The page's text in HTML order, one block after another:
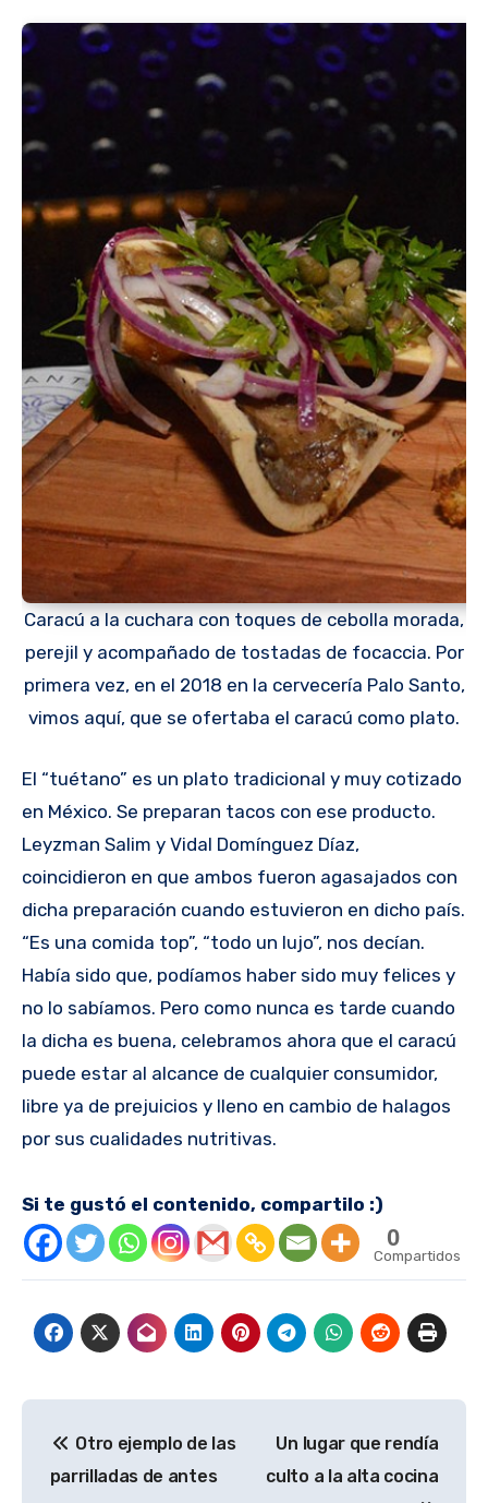
Caracú a la cuchara con toques de cebolla morada,
perejil y acompañado de tostadas de focaccia. Por
primera vez, en el 2018 en la cervecería Palo Santo,
vimos aquí, que se ofertaba el caracú como plato.
El “tuétano” es un plato tradicional y muy cotizado
en México. Se preparan tacos con ese producto.
Leyzman Salim y Vidal Domínguez Díaz,
coincidieron en que ambos fueron agasajados con
dicha preparación cuando estuvieron en dicho país.
“Es una comida top”, “todo un lujo”, nos decían.
Había sido que, podíamos haber sido muy felices y
no lo sabíamos. Pero como nunca es tarde cuando
la dicha es buena, celebramos ahora que el caracú
puede estar al alcance de cualquier consumidor,
libre ya de prejuicios y lleno en cambio de halagos
por sus cualidades nutritivas.
Si te gustó el contenido, compartilo :)
0
Compartidos
de
Otro ejemplo de las
parrilladas de antes
Un lugar que rendía
culto a la alta cocina